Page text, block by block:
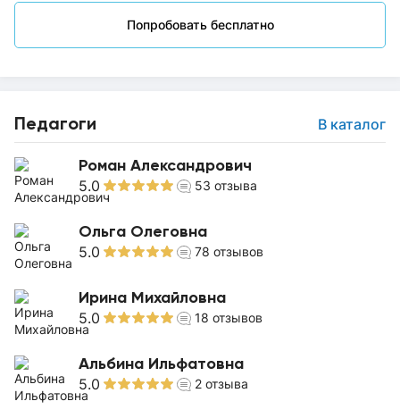
Попробовать бесплатно
Педагоги В каталог
Роман Александрович
5.0 53 отзыва
Ольга Олеговна
5.0 78 отзывов
Ирина Михайловна
5.0 18 отзывов
Альбина Ильфатовна
5.0 2 отзыва